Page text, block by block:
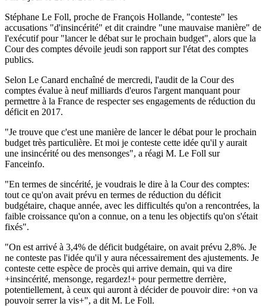
Stéphane Le Foll, proche de François Hollande, "conteste" les
accusations "d'insincérité" et dit craindre "une mauvaise manière" de
l'exécutif pour "lancer le débat sur le prochain budget", alors que la
Cour des comptes dévoile jeudi son rapport sur l'état des comptes
publics.
Selon Le Canard enchaîné de mercredi, l'audit de la Cour des
comptes évalue à neuf milliards d'euros l'argent manquant pour
permettre à la France de respecter ses engagements de réduction du
déficit en 2017.
"Je trouve que c'est une manière de lancer le débat pour le prochain
budget très particulière. Et moi je conteste cette idée qu'il y aurait
une insincérité ou des mensonges", a réagi M. Le Foll sur
Fanceinfo.
"En termes de sincérité, je voudrais le dire à la Cour des comptes:
tout ce qu'on avait prévu en termes de réduction du déficit
budgétaire, chaque année, avec les difficultés qu'on a rencontrées, la
faible croissance qu'on a connue, on a tenu les objectifs qu'on s'était
fixés".
"On est arrivé à 3,4% de déficit budgétaire, on avait prévu 2,8%. Je
ne conteste pas l'idée qu'il y aura nécessairement des ajustements. Je
conteste cette espèce de procès qui arrive demain, qui va dire
+insincérité, mensonge, regardez!+ pour permettre derrière,
potentiellement, à ceux qui auront à décider de pouvoir dire: +on va
pouvoir serrer la vis+", a dit M. Le Foll.